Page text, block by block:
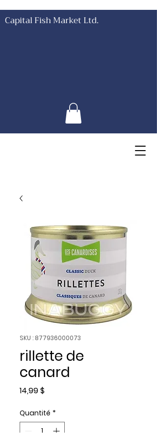
Capital Fish Market Ltd.
SKU : 877936000073
rillette de
canard
14,99 $
Quantité *